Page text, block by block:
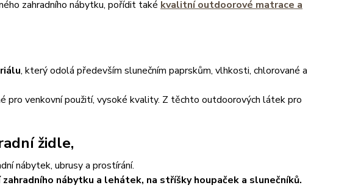
zahradního nábytku, pořídit také kvalitní outdoorové matrace a
, který odolá především slunečním paprskům, vlhkosti, chlorované a
pro venkovní použití, vysoké kvality. Z těchto outdoorových látek pro
židle,
nábytek, ubrusy a prostírání.
zahradního nábytku a lehátek, na stříšky houpaček a slunečníků.